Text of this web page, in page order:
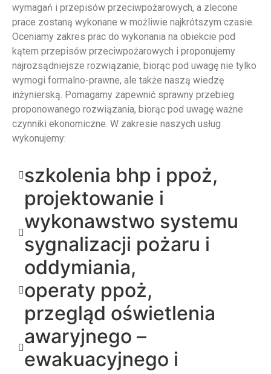
wymagań i przepisów przeciwpożarowych, a zlecone
prace zostaną wykonane w możliwie najkrótszym czasie.
Oceniamy zakres prac do wykonania na obiekcie pod
kątem przepisów przeciwpożarowych i proponujemy
najrozsądniejsze rozwiązanie, biorąc pod uwagę nie tylko
wymogi formalno-prawne, ale także naszą wiedzę
inżynierską. Pomagamy zapewnić sprawny przebieg
proponowanego rozwiązania, biorąc pod uwagę ważne
czynniki ekonomiczne. W zakresie naszych usług
wykonujemy:
szkolenia bhp i ppoż,
projektowanie i
wykonawstwo systemu
sygnalizacji pożaru i
oddymiania,
operaty ppoż,
przegląd oświetlenia
awaryjnego –
ewakuacyjnego i